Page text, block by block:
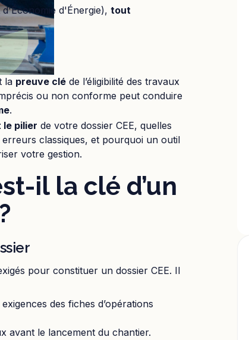
d'Énergie), tout
la preuve clé de l’éligibilité des travaux
ou non conforme peut conduire
.
le pilier de votre dossier CEE, quelles
classiques, et pourquoi un outil
votre gestion.
il la clé d’un
pour constituer un dossier CEE. Il
des fiches d’opérations
avant le lancement du chantier.